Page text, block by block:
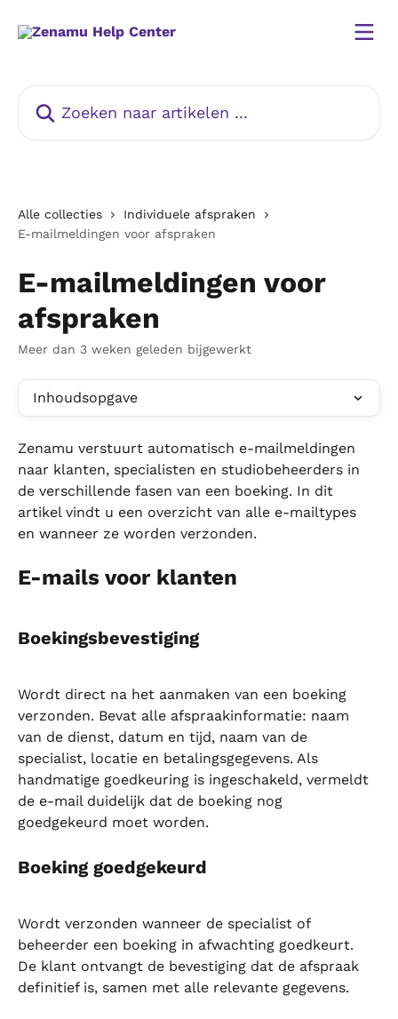
Alle collecties
Individuele afspraken
E-mailmeldingen voor afspraken
E-mailmeldingen voor
afspraken
Meer dan 3 weken geleden bijgewerkt
Inhoudsopgave
Zenamu verstuurt automatisch e-mailmeldingen
naar klanten, specialisten en studiobeheerders in
de verschillende fasen van een boeking. In dit
artikel vindt u een overzicht van alle e-mailtypes
en wanneer ze worden verzonden.
E-mails voor klanten
Boekingsbevestiging
Wordt direct na het aanmaken van een boeking
verzonden. Bevat alle afspraakinformatie: naam
van de dienst, datum en tijd, naam van de
specialist, locatie en betalingsgegevens. Als
handmatige goedkeuring is ingeschakeld, vermeldt
de e-mail duidelijk dat de boeking nog
goedgekeurd moet worden.
Boeking goedgekeurd
Wordt verzonden wanneer de specialist of
beheerder een boeking in afwachting goedkeurt.
De klant ontvangt de bevestiging dat de afspraak
definitief is, samen met alle relevante gegevens.